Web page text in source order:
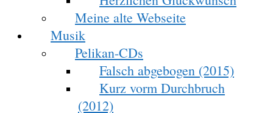
Meine alte Webseite
Musik
Pelikan-CDs
Falsch abgebogen (2015)
Kurz vorm Durchbruch
(2012)